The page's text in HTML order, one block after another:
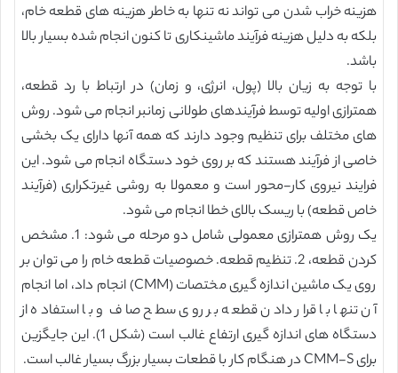
هزینه خراب شدن می تواند نه تنها به خاطر هزینه های قطعه خام،
بلکه به دلیل هزینه فرآیند ماشینکاری تا کنون انجام شده بسیار بالا
باشد.
با توجه به زیان بالا (پول، انرژی، و زمان) در ارتباط با رد قطعه،
همترازی اولیه توسط فرآیندهای طولانی زمانبر انجام می شود. روش
های مختلف برای تنظیم وجود دارند که همه آنها دارای یک بخشی
خاصی از فرآیند هستند که بر روی خود دستگاه انجام می شود. این
فرایند نیروی کار-محور است و معمولا به روشی غیرتکراری (فرآیند
خاص قطعه) با ریسک بالای خطا انجام می شود.
یک روش همترازی معمولی شامل دو مرحله می شود: 1. مشخص
کردن قطعه، 2. تنظیم قطعه. خصوصیات قطعه خام را می توان بر
روی یک ماشین اندازه گیری مختصات (CMM) انجام داد، اما انجام
آن تنها با قرار دادن قطعه بر روی سطح صاف و با استفاده از
دستگاه های اندازه گیری ارتفاع غالب است (شکل 1). این جایگزین
برای CMM-S در هنگام کار با قطعات بسیار بزرگ بسیار غالب است.